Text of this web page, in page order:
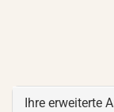
Ihre erweiterte